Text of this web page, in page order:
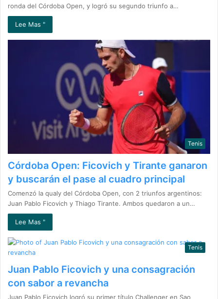
ronda del Córdoba Open, y logró su segundo triunfo a…
Lee Mas "
Tenis
Córdoba Open: Ficovich y Tirante ganaron
y buscarán el pase al cuadro principal
Comenzó la qualy del Córdoba Open, con 2 triunfos argentinos:
Juan Pablo Ficovich y Thiago Tirante. Ambos quedaron a un…
Lee Mas "
Tenis
Juan Pablo Ficovich y una consagración
con sabor a revancha
Juan Pablo Ficovich logró su primer título Challenger en Sao